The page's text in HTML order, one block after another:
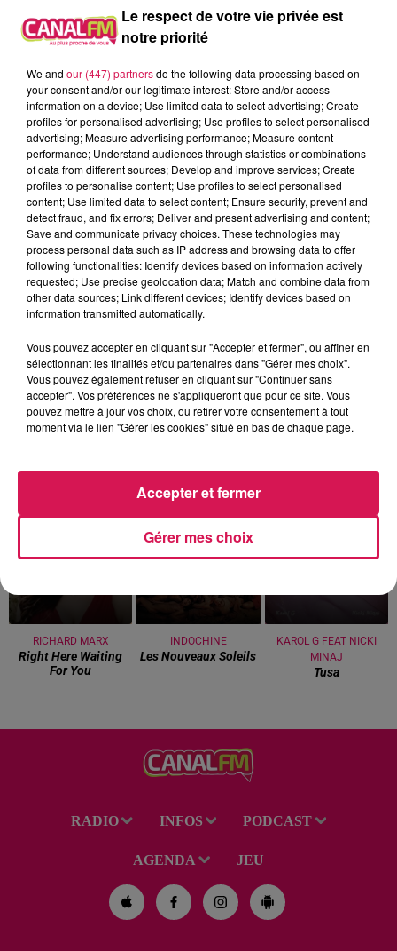
Canal fm
Geoffrey Deloux
La Ligne des Auditeurs
0:00 3 min 14 sec
30 janvier 2026 - 3 min 14 sec
30.01.2026 - JEAN BAPTISTE EST PLUTOT SMS
Revivez les meilleurs moments de la Ligne des Auditeurs
RICHARD MARX
Right Here Waiting
For You
INDOCHINE
Les Nouveaux Soleils
KAROL G FEAT NICKI
MINAJ
Tusa
RADIO INFOS PODCAST
AGENDA JEU
Le respect de votre vie privée est
notre priorité
We and our (447) partnersdo the following data processing based on
your consent and/or our legitimate interest: Store and/or access
information on a device; Use limited data to select advertising; Create
profiles for personalised advertising; Use profiles to select personalised
advertising; Measure advertising performance; Measure content
performance; Understand audiences through statistics or combinations
of data from different sources; Develop and improve services; Create
profiles to personalise content; Use profiles to select personalised
content; Use limited data to select content; Ensure security, prevent and
detect fraud, and fix errors; Deliver and present advertising and content;
Save and communicate privacy choices. These technologies may
process personal data such as IP address and browsing data to offer
following functionalities: Identify devices based on information actively
requested; Use precise geolocation data; Match and combine data from
other data sources; Link different devices; Identify devices based on
information transmitted automatically.
Vous pouvez accepter en cliquant sur "Accepter et fermer", ou affiner en
sélectionnant les finalités et/ou partenaires dans "Gérer mes choix".
Vous pouvez également refuser en cliquant sur "Continuer sans
accepter". Vos préférences ne s'appliqueront que pour ce site. Vous
pouvez mettre à jour vos choix, ou retirer votre consentement à tout
moment via le lien "Gérer les cookies" situé en bas de chaque page.
Gérer mes choix
Accepter et fermer